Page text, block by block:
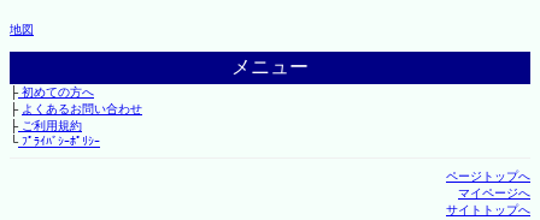
地図
メニュー
├初めての方へ
├ よくあるお問い合わせ
├ご利用規約
└ﾌﾟﾗｲﾊﾞｼｰﾎﾟﾘｼｰ
ページトップへ
マイページへ
サイトトップへ